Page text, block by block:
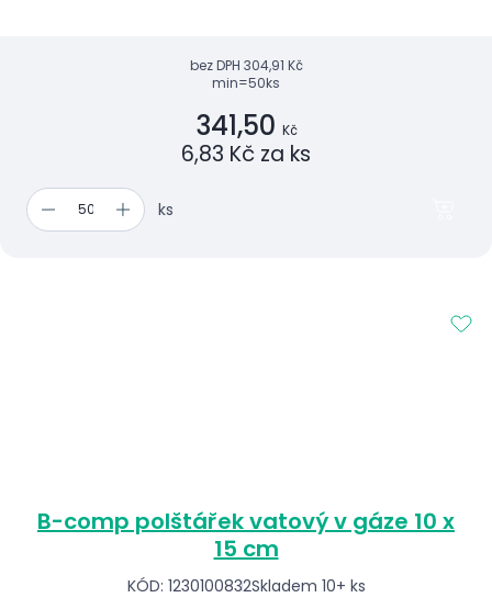
bez DPH 304,91 Kč
min=50ks
341,50 Kč
6,83 Kč za ks
ks
B-comp polštářek vatový v gáze 10 x
15 cm
KÓD: 1230100832Skladem 10+ ks